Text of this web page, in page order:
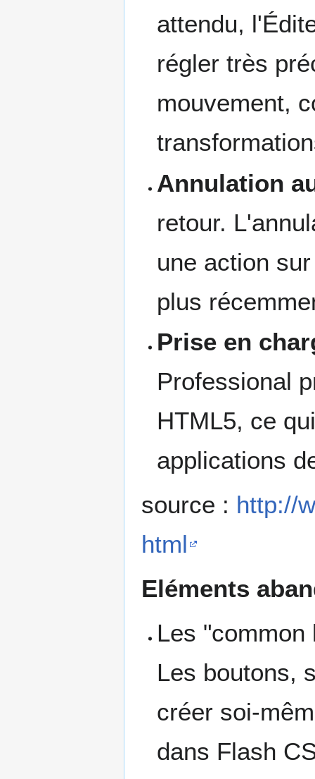
attendu,
régler très
mouvement,
Annulation
retour.
une action
plus
Prise en
Professional
HTML5, ce
applications
source : http://
html
Eléments
Les
Les boutons,
créer soi-
dans Flash